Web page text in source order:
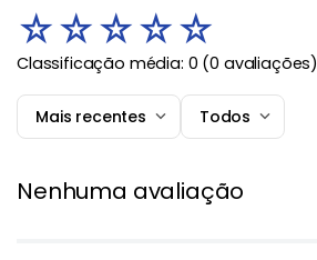
☆☆☆☆☆
Classificação média: 0 (0 avaliações)
Mais recentes Todos
Nenhuma avaliação